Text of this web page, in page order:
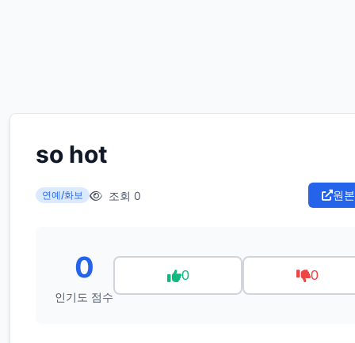
so hot
연예/화보 조회 0 원
0
인기도 점수
0 0